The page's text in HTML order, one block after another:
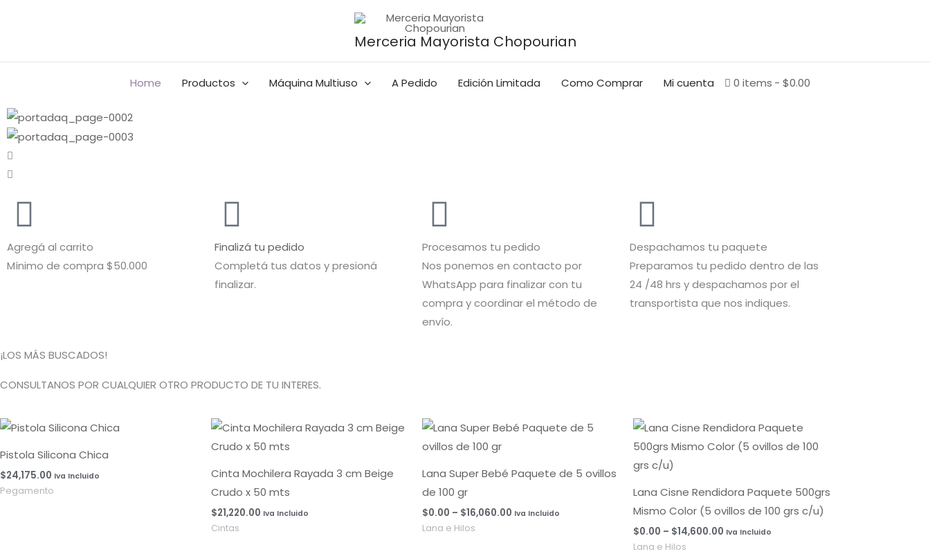
Merceria Mayorista Chopourian
Home Productos Máquina Multiuso A Pedido Edición Limitada Como Comprar Mi cuenta 0 items $0.00
Agregá al carrito
Mínimo de compra $50.000
Finalizá tu pedido
Completá tus datos y presioná
finalizar.
Procesamos tu pedido
Nos ponemos en contacto por
WhatsApp para finalizar con tu
compra y coordinar el método de
envío.
Despachamos tu paquete
Preparamos tu pedido dentro de las
24 /48 hrs y despachamos por el
transportista que nos indiques.
¡LOS MÁS BUSCADOS!
CONSULTANOS POR CUALQUIER OTRO PRODUCTO DE TU INTERES.
Pistola Silicona Chica
$24,175.00 Iva Incluido
Pegamento
Cinta Mochilera Rayada 3 cm Beige
Crudo x 50 mts
$21,220.00 Iva Incluido
Cintas
Lana Super Bebé Paquete de 5 ovillos
de 100 gr
$0.00 – $16,060.00
Rango
de
$0.00
hasta
Iva Incluido
Lana e Hilos
Lana Cisne Rendidora Paquete 500grs
Mismo Color (5 ovillos de 100 grs c/u)
$0.00 – $14,600.00
Rango
de
precios:
$14,600.00
Iva Incluido
Lana e Hilos